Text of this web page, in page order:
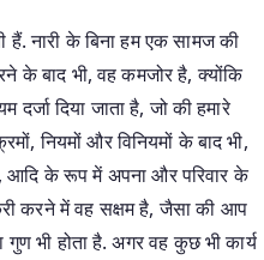
हैं. नारी के बिना हम एक सामज की
के बाद भी, वह कमजोर है, क्योंकि
दिया जाता है, जो की हमारे
नियमों और विनियमों के बाद भी,
आदि के रूप में अपना और परिवार के
करने में वह सक्षम है, जैसा की आप
भी होता है. अगर वह कुछ भी कार्य